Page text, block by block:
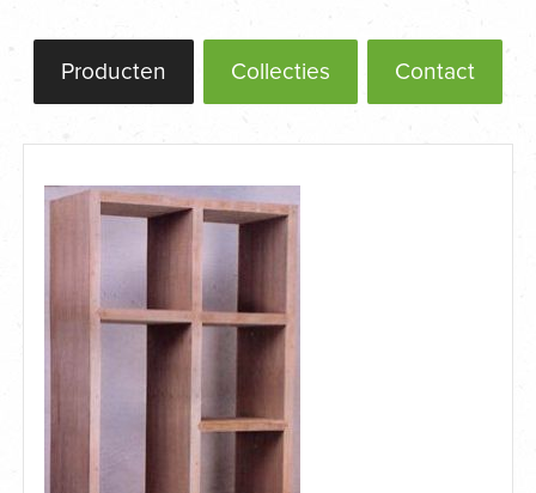
Producten Collecties Contact